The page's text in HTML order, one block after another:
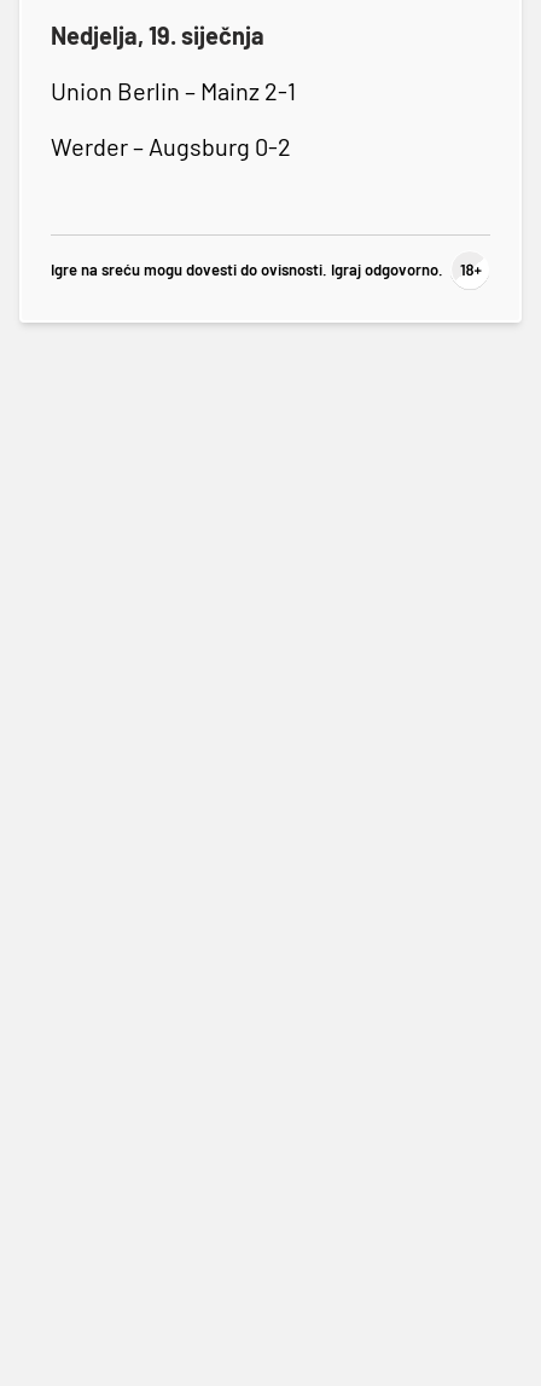
Nedjelja, 19. siječnja
Union Berlin – Mainz 2-1
Werder – Augsburg 0-2
Igre na sreću mogu dovesti do ovisnosti. Igraj odgovorno.